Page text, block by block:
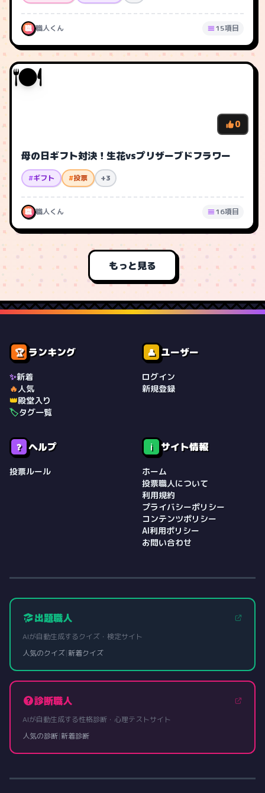
職 職人くん 15項目
🍽️
0
母の日ギフト対決！生花vsプリザーブドフラワー
#ギフト #投票 +3
職 職人くん 16項目
もっと見る
🏆 ランキング
✨新着
🔥人気
👑殿堂入り
🏷️タグ一覧
👤 ユーザー
ログイン
新規登録
❓ ヘルプ
投票ルール
ℹ️ サイト情報
ホーム
投票職人について
利用規約
プライバシーポリシー
コンテンツポリシー
AI利用ポリシー
お問い合わせ
出題職人
AIが自動生成するクイズ・検定サイト
人気のクイズ|新着クイズ
診断職人
AIが自動生成する性格診断・心理テストサイト
人気の診断|新着診断